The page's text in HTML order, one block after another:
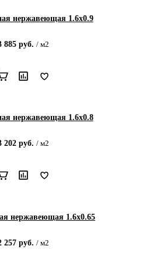
нержавеющая 1.6х0.9
885 руб. / м2
нержавеющая 1.6х0.8
202 руб. / м2
нержавеющая 1.6х0.65
257 руб. / м2